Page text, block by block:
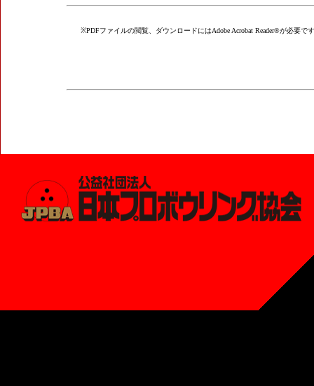
※PDFファイルの閲覧、ダウンロードにはAdobe Acrobat Reader®が必要